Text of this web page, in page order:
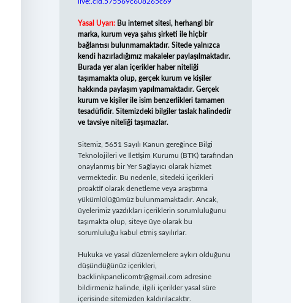
Yasal Uyarı: Bu internet sitesi, herhangi bir
marka, kurum veya şahıs şirketi ile hiçbir
bağlantısı bulunmamaktadır. Sitede yalnızca
kendi hazırladığımız makaleler paylaşılmaktadır.
Burada yer alan içerikler haber niteliği
taşımamakta olup, gerçek kurum ve kişiler
hakkında paylaşım yapılmamaktadır. Gerçek
kurum ve kişiler ile isim benzerlikleri tamamen
tesadüfidir. Sitemizdeki bilgiler taslak halindedir
ve tavsiye niteliği taşımazlar.
Sitemiz, 5651 Sayılı Kanun gereğince Bilgi
Teknolojileri ve İletişim Kurumu (BTK) tarafından
onaylanmış bir Yer Sağlayıcı olarak hizmet
vermektedir. Bu nedenle, sitedeki içerikleri
proaktif olarak denetleme veya araştırma
yükümlülüğümüz bulunmamaktadır. Ancak,
üyelerimiz yazdıkları içeriklerin sorumluluğunu
taşımakta olup, siteye üye olarak bu
sorumluluğu kabul etmiş sayılırlar.
Hukuka ve yasal düzenlemelere aykırı olduğunu
düşündüğünüz içerikleri,
backlinkpanelicomtr@gmail.com adresine
bildirmeniz halinde, ilgili içerikler yasal süre
içerisinde sitemizden kaldırılacaktır.